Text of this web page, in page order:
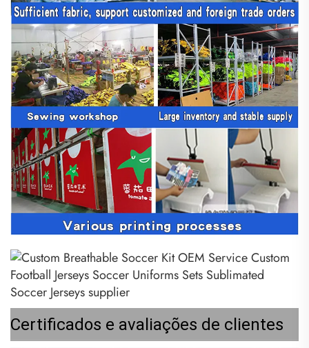
Certificados e avaliações de clientes